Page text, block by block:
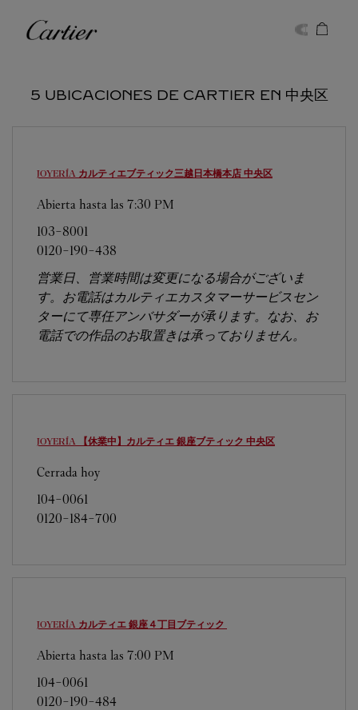
Cartier
5 UBICACIONES DE CARTIER EN 中央区
JOYERÍA カルティエブティック三越日本橋本店 中央区
Abierta hasta las 7:30 PM
103-8001
0120-190-438
営業日、営業時間は変更になる場合がございま
す。お電話はカルティエカスタマーサービスセン
ターにて専任アンバサダーが承ります。なお、お
電話での作品のお取置きは承っておりません。
JOYERÍA 【休業中】カルティエ 銀座ブティック 中央区
Cerrada hoy
104-0061
0120-184-700
JOYERÍA カルティエ 銀座４丁目ブティック
Abierta hasta las 7:00 PM
104-0061
0120-190-484